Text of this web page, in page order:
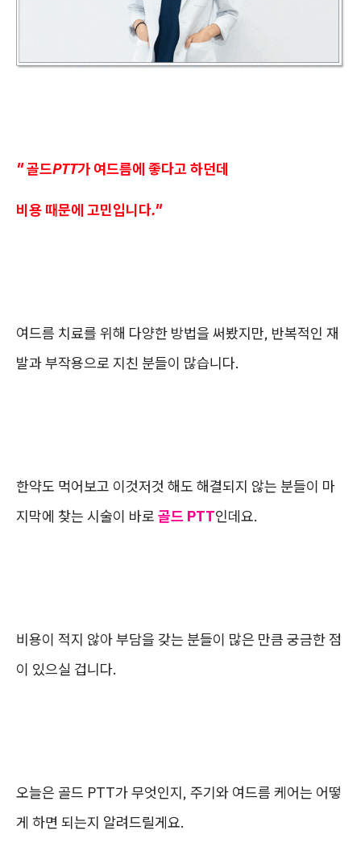
" 골드PTT가 여드름에 좋다고 하던데
비용 때문에 고민입니다."
여드름 치료를 위해 다양한 방법을 써봤지만, 반복적인 재
발과 부작용으로 지친 분들이 많습니다.
한약도 먹어보고 이것저것 해도 해결되지 않는 분들이 마
지막에 찾는 시술이 바로 골드 PTT인데요.
비용이 적지 않아 부담을 갖는 분들이 많은 만큼 궁금한 점
이 있으실 겁니다.
오늘은 골드 PTT가 무엇인지, 주기와 여드름 케어는 어떻
게 하면 되는지 알려드릴게요.